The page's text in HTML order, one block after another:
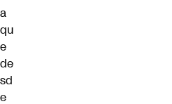
a
qu
e
de
sd
e